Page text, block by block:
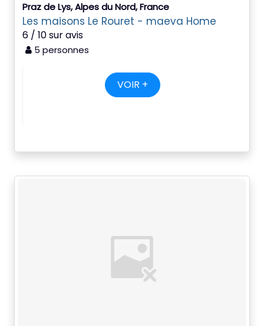
Praz de Lys, Alpes du Nord, France
Les maisons Le Rouret - maeva Home
6 / 10 sur avis
5 personnes
VOIR +